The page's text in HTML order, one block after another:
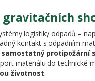
logistiky odpadů –
kontakt s odpadním
samostatný protipožární
materiálu do technické
životnost.